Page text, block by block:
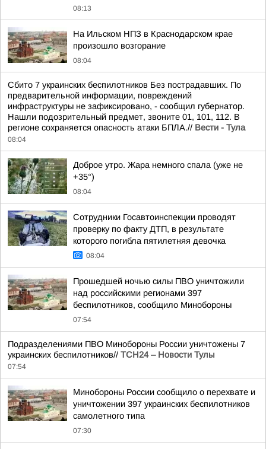
08:13
На Ильском НПЗ в Краснодарском крае
произошло возгорание
08:04
Сбито 7 украинских беспилотников Без пострадавших. По
предварительной информации, повреждений
инфраструктуры не зафиксировано, - сообщил губернатор.
Нашли подозрительный предмет, звоните 01, 101, 112. В
регионе сохраняется опасность атаки БПЛА.// Вести - Тула
08:04
Доброе утро. Жара немного спала (уже не
+35°)
08:04
Сотрудники Госавтоинспекции проводят
проверку по факту ДТП, в результате
которого погибла пятилетняя девочка
08:04
Прошедшей ночью силы ПВО уничтожили
над российскими регионами 397
беспилотников, сообщило Минобороны
07:54
Подразделениями ПВО Минобороны России уничтожены 7
украинских беспилотников// ТСН24 – Новости Тулы
07:54
Минобороны России сообщило о перехвате и
уничтожении 397 украинских беспилотников
самолетного типа
07:30